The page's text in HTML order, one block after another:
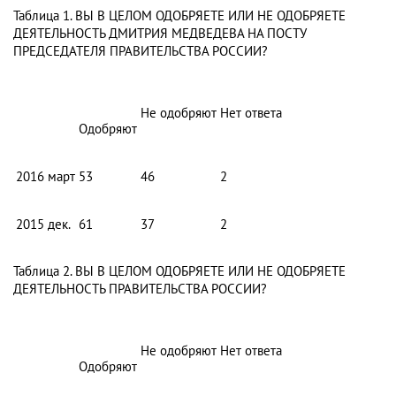
Таблица 1. ВЫ В ЦЕЛОМ ОДОБРЯЕТЕ ИЛИ НЕ ОДОБРЯЕТЕ
ДЕЯТЕЛЬНОСТЬ ДМИТРИЯ МЕДВЕДЕВА НА ПОСТУ
ПРЕДСЕДАТЕЛЯ ПРАВИТЕЛЬСТВА РОССИИ?
Одобряют
Не одобряют Нет ответа
2016 март 53 46 2
2015 дек. 61 37 2
Таблица 2. ВЫ В ЦЕЛОМ ОДОБРЯЕТЕ ИЛИ НЕ ОДОБРЯЕТЕ
ДЕЯТЕЛЬНОСТЬ ПРАВИТЕЛЬСТВА РОССИИ?
Одобряют
Не одобряют Нет ответа